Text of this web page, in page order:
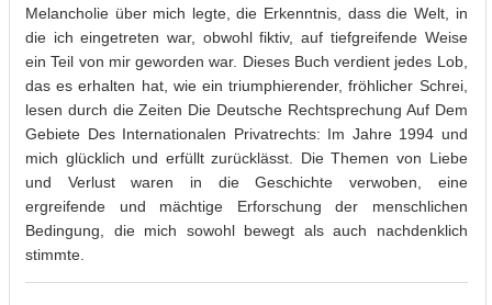
Melancholie über mich legte, die Erkenntnis, dass die Welt, in
die ich eingetreten war, obwohl fiktiv, auf tiefgreifende Weise
ein Teil von mir geworden war. Dieses Buch verdient jedes Lob,
das es erhalten hat, wie ein triumphierender, fröhlicher Schrei,
lesen durch die Zeiten Die Deutsche Rechtsprechung Auf Dem
Gebiete Des Internationalen Privatrechts: Im Jahre 1994 und
mich glücklich und erfüllt zurücklässt. Die Themen von Liebe
und Verlust waren in die Geschichte verwoben, eine
ergreifende und mächtige Erforschung der menschlichen
Bedingung, die mich sowohl bewegt als auch nachdenklich
stimmte.